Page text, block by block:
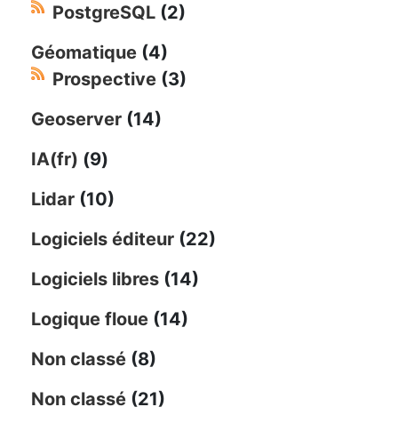
PostgreSQL (2)
Géomatique (4)
Prospective (3)
Geoserver (14)
IA(fr) (9)
Lidar (10)
Logiciels éditeur (22)
Logiciels libres (14)
Logique floue (14)
Non classé (8)
Non classé (21)